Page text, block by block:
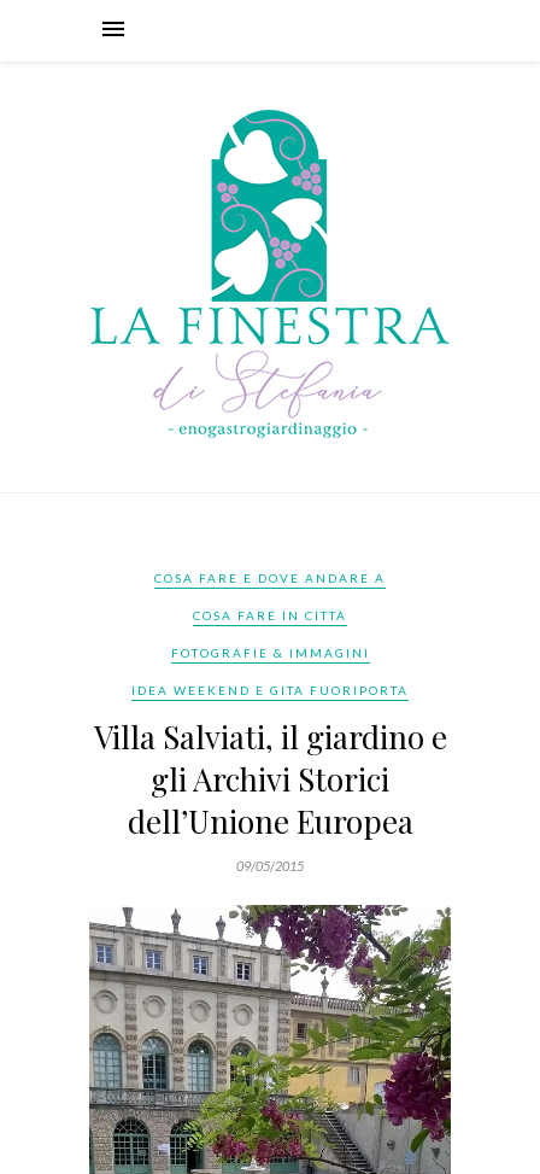
COSA FARE E DOVE ANDARE A
COSA FARE IN CITTÀ
FOTOGRAFIE & IMMAGINI
IDEA WEEKEND E GITA FUORIPORTA
Villa Salviati, il giardino e
gli Archivi Storici
dell’Unione Europea
09/05/2015